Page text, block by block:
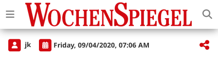
jk Friday, 09/04/2020, 07:06 AM